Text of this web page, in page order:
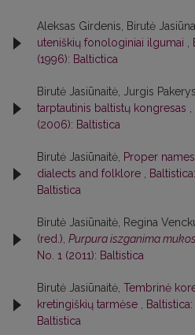
Aleksas Girdenis, Birutė
uteniškių fonologiniai ilgumai
(1996): Baltictica
Birutė Jasiūnaitė, Jurgis
tarptautinis baltistų kongresas
(2006): Baltistica
Birutė Jasiūnaitė, Proper
dialects and folklore
Baltistica
Birutė Jasiūnaitė, Regina
(red.), Purpura iszganima
No. 1 (2011): Baltistica
Birutė Jasiūnaitė, Tembrinė
kretingiškių tarmėse
Baltistica